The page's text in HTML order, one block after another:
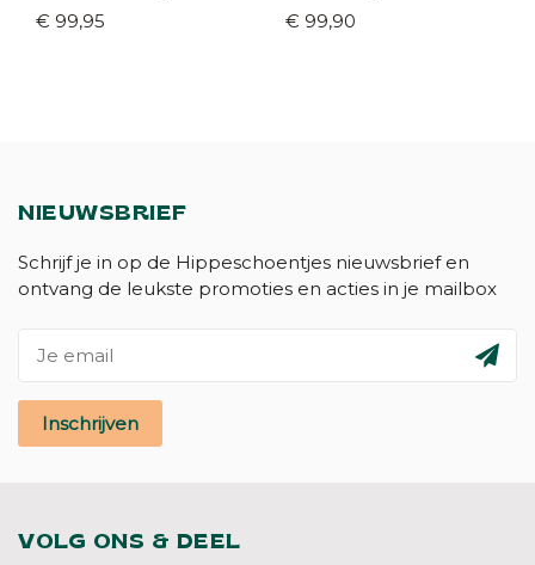
school Lily Goalgetter
€ 99,95
RALPHIE supercats
€ 99,90
NIEUWSBRIEF
Schrijf je in op de Hippeschoentjes nieuwsbrief en
ontvang de leukste promoties en acties in je mailbox
Inschrijven
VOLG ONS & DEEL